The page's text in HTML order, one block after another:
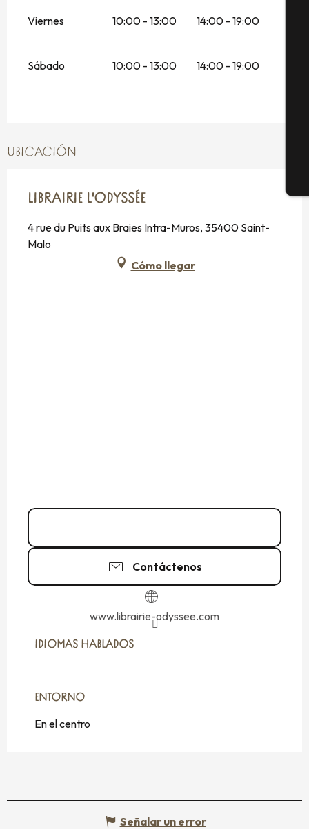
Viernes 10:00 - 13:00 14:00 - 19:00
Sábado 10:00 - 13:00 14:00 - 19:00
UBICACIÓN
LIBRAIRIE L'ODYSSÉE
4 rue du Puits aux Braies Intra-Muros, 35400 Saint-
Malo
Cómo llegar
Contáctenos
www.librairie-odyssee.com
IDIOMAS HABLADOS
IDIOMAS HABLADOS
ENTORNO
ENTORNO
En el centro
Señalar un error